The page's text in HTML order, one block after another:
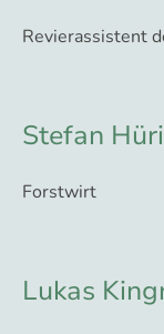
Revierassistent
Stefan
Forstwirt
Lukas